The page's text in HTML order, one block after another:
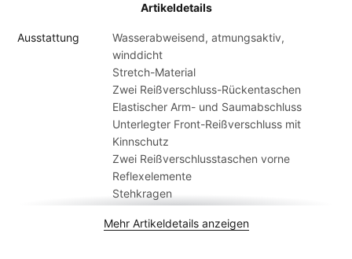
Tragekomfort auf Ihren Fahrradtouren. Zur weiteren
inklusive Reißverschluss, z.b. für Schlüssel, Portemonnaie
Saumabschlüsse, ein unterlegter Front-Reißverschluss mit
Kinnschutz, Zwei nützliche Reißverschluss-Taschen vorne
und ein schützender Stehkragen. Reflexelemente auf der
Front- und der Rückenpartie sorgen für passive Sicherheit
und runden die durchdachte Ausstattung ab.
Artikeldetails
Ausstattung
Wasserabweisend, atmungsaktiv,
winddicht
Stretch-Material
Zwei Reißverschluss-Rückentaschen
Elastischer Arm- und Saumabschluss
Unterlegter Front-Reißverschluss mit
Kinnschutz
Zwei Reißverschlusstaschen vorne
Reflexelemente
Stehkragen
Außenseite: 92% Polyester, 8% Elasthan
Mehr Artikeldetails anzeigen